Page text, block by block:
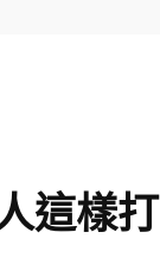
這樣打